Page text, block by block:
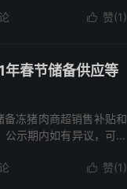
 赞(1)
春节储备供应等
冻猪肉商超销售补贴和
示期内如有异议，可向
 赞(1)